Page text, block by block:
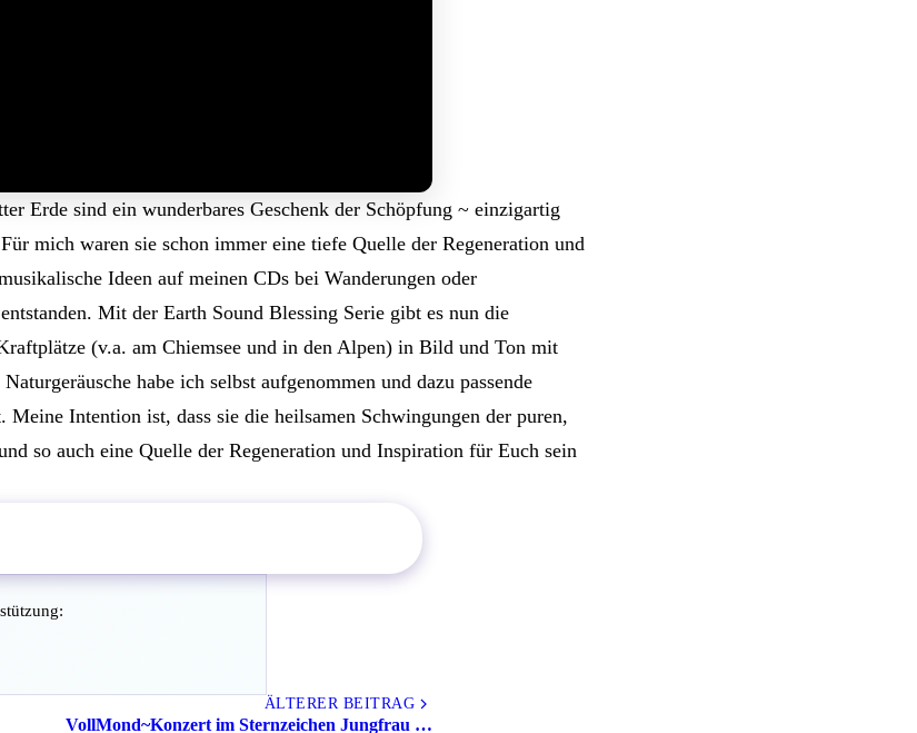
Erde sind ein wunderbares Geschenk der Schöpfung ~ einzigartig
mich waren sie schon immer eine tiefe Quelle der Regeneration und
Ideen auf meinen CDs bei Wanderungen oder
Mit der Earth Sound Blessing Serie gibt es nun die
(v.a. am Chiemsee und in den Alpen) in Bild und Ton mit
habe ich selbst aufgenommen und dazu passende
Intention ist, dass sie die heilsamen Schwingungen der puren,
so auch eine Quelle der Regeneration und Inspiration für Euch sein
ÄLTERER BEITRAG
VollMond~Konzert im Sternzeichen Jungfrau …